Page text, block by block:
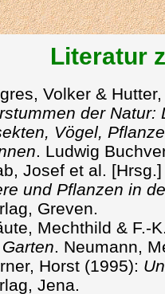
Literatur
Volker &
der
Vögel,
. Ludwig
Josef et al.
und Pflanzen in
Greven.
Mechthild & F.-
. Neumann,
Horst (1995):
Jena.